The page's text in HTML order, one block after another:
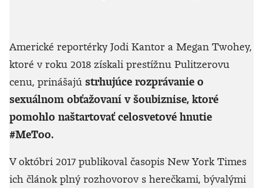
Americké reportérky Jodi Kantor a Megan Twohey,
ktoré v roku 2018 získali prestížnu Pulitzerovu
cenu, prinášajú strhujúce rozprávanie o
sexuálnom obťažovaní v šoubiznise, ktoré
pomohlo naštartovať celosvetové hnutie
#MeToo.
V októbri 2017 publikoval časopis New York Times
ich článok plný rozhovorov s herečkami, bývalými